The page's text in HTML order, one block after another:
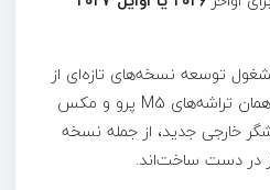
توسعه نسخه‌های تازه‌ای از
با همان تراشه‌های M5 پرو و مکس
خارجی جدید، از جمله نسخه
در دست ساخت‌اند.